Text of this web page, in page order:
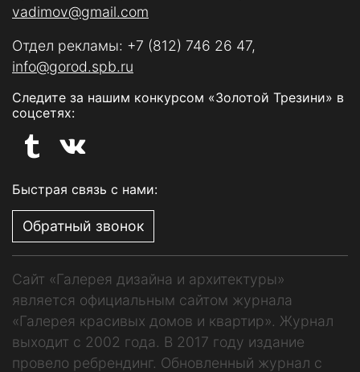
vadimov@gmail.com
Отдел рекламы: +7 (812) 746 26 47,
info@gorod.spb.ru
Следите за нашим конкурсом «Золотой Трезини» в
соцсетях:
Быстрая связь с нами:
Обратный звонок
Сайт «Галерея дизайна и архитектуры»
является официальным сайтом журнала
«Галерея красивых домов и квартир». Журнал
выходит с 2002 года. В 2017 году издание
провело ребрендинг. Обновленный журнал с